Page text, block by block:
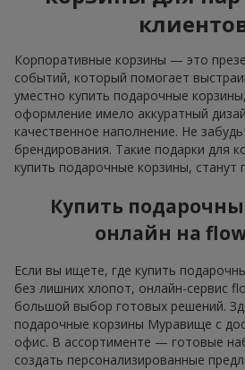
Корпоративные корзины — это
событий, который помогает
уместно купить подарочные
оформление имело аккуратный
качественное наполнение. Не
брендирования. Такие подарки для
купить подарочные корзины,
Купить
онлайн на
Если вы ищете, где купить
без лишних хлопот, онлайн-сервис
большой выбор готовых решений.
подарочные корзины Муравище с
офис. В ассортименте — готовые
создать персонализированные